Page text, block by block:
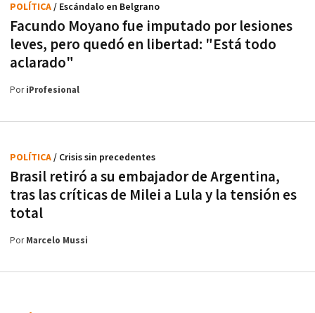
Facundo Moyano fue imputado por lesiones
leves, pero quedó en libertad: "Está todo
aclarado"
POLÍTICA/ Escándalo en Belgrano
PoriProfesional
Brasil retiró a su embajador de Argentina,
tras las críticas de Milei a Lula y la tensión es
total
POLÍTICA/ Crisis sin precedentes
PorMarcelo Mussi